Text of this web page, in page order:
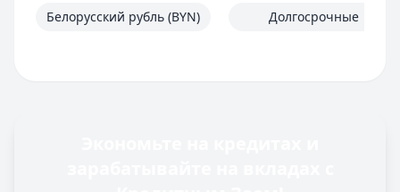
Белорусский рубль (BYN)
Долгосрочные